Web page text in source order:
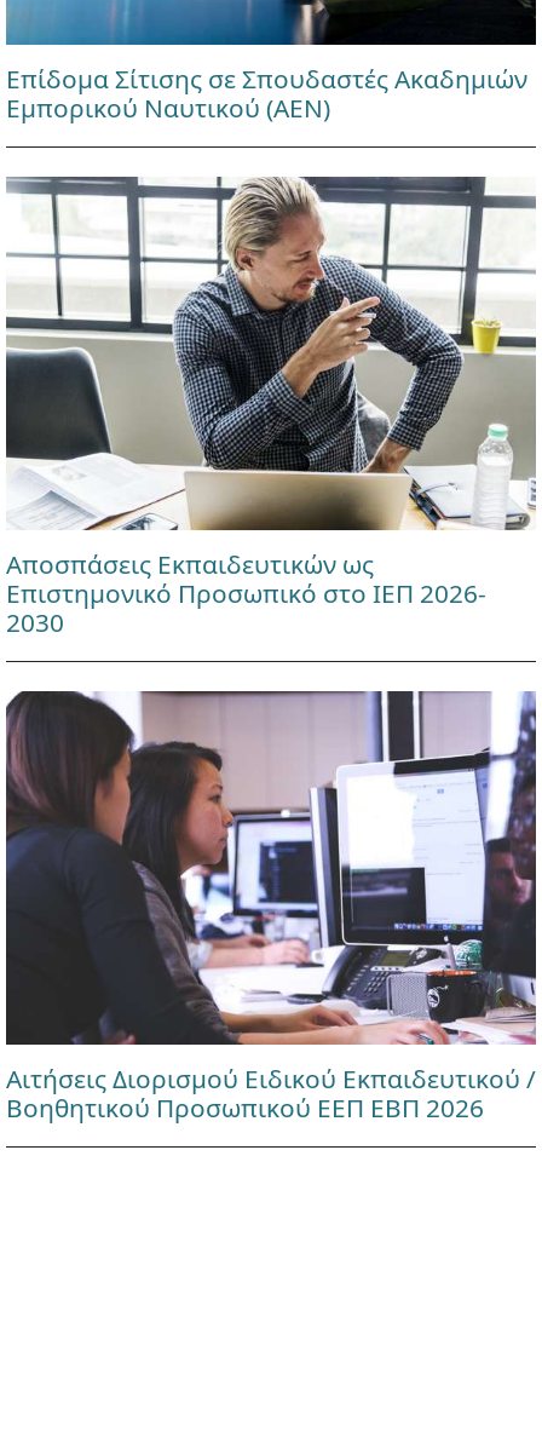
Επίδομα Σίτισης σε Σπουδαστές Ακαδημιών
Εμπορικού Ναυτικού (ΑΕΝ)
Αποσπάσεις Εκπαιδευτικών ως
Επιστημονικό Προσωπικό στο ΙΕΠ 2026-
2030
Αιτήσεις Διορισμού Ειδικού Εκπαιδευτικού /
Βοηθητικού Προσωπικού ΕΕΠ ΕΒΠ 2026